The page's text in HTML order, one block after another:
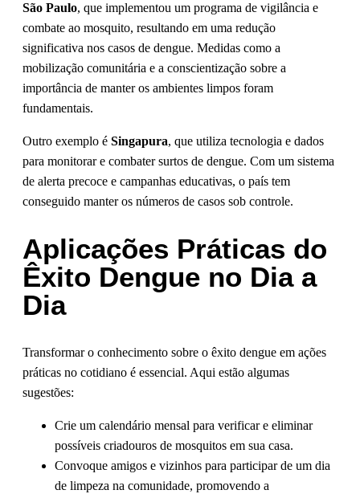
São Paulo, que implementou um programa de vigilância e
combate ao mosquito, resultando em uma redução
significativa nos casos de dengue. Medidas como a
mobilização comunitária e a conscientização sobre a
importância de manter os ambientes limpos foram
fundamentais.
Outro exemplo é Singapura, que utiliza tecnologia e dados
para monitorar e combater surtos de dengue. Com um sistema
de alerta precoce e campanhas educativas, o país tem
conseguido manter os números de casos sob controle.
Aplicações Práticas do
Êxito Dengue no Dia a
Dia
Transformar o conhecimento sobre o êxito dengue em ações
práticas no cotidiano é essencial. Aqui estão algumas
sugestões:
Crie um calendário mensal para verificar e eliminar
possíveis criadouros de mosquitos em sua casa.
Convoque amigos e vizinhos para participar de um dia
de limpeza na comunidade, promovendo a